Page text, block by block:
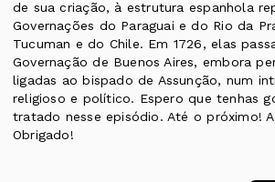
de sua criação, à estrutura espanhola
Governações do Paraguai e do Rio da
Tucuman e do Chile. Em 1726, elas
Governação de Buenos Aires, embora
ligadas ao bispado de Assunção, num
religioso e político. Espero que tenhas
tratado nesse episódio. Até o próximo!
Obrigado!